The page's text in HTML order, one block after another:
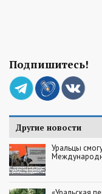
Подпишитесь!
Другие новости
Уральцы